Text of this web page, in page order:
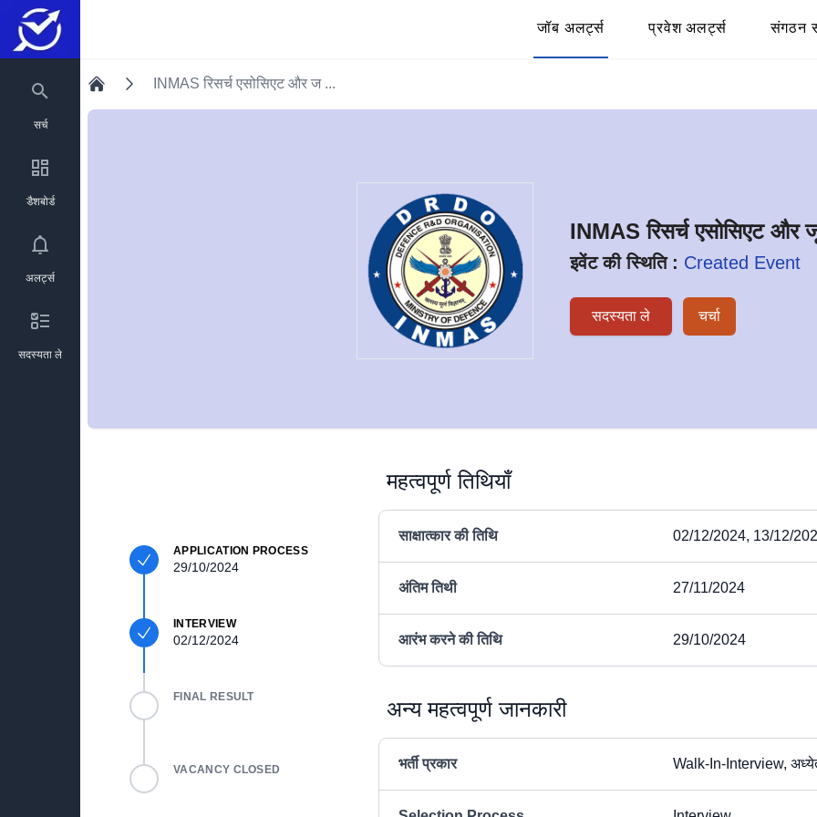
जॉब अलर्ट्स प्रवेश अलर्ट्स संगठन
सर्च
डैशबोर्ड
अलर्ट्स
सदस्यता ले
INMAS रिसर्च एसोसिएट और ज ...
INMAS रिसर्च एसोसिएट और
इवेंट की स्थिति : Created Event
सदस्यता ले चर्चा
APPLICATION PROCESS
29/10/2024
INTERVIEW
02/12/2024
FINAL RESULT
VACANCY CLOSED
महत्वपूर्ण तिथियाँ
साक्षात्कार की तिथि 02/12/2024, 13/12/
अंतिम तिथी 27/11/2024
आरंभ करने की तिथि 29/10/2024
अन्य महत्वपूर्ण जानकारी
भर्ती प्रकार Walk-In-Interview,